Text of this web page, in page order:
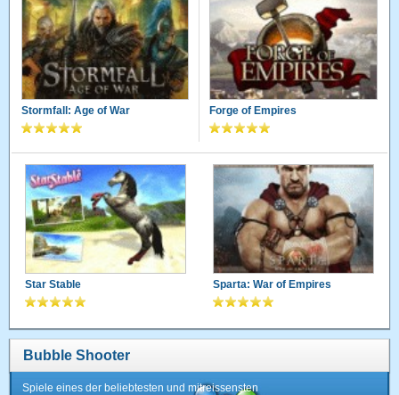
Stormfall: Age of War Forge of Empires
Star Stable Sparta: War of Empires
Bubble Shooter
Spiele eines der beliebtesten und mitreissensten